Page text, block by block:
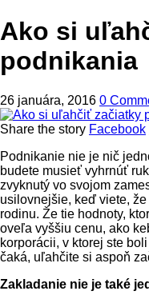
Ako si
podnikania
26 januára, 2016 0
Share the story Facebook
Podnikanie nie je nič
budete musieť vyhrnúť
zvyknutý vo svojom
usilovnejšie, keď viete,
rodinu. Že tie hodnoty,
oveľa vyššiu cenu, ako
korporácii, v ktorej ste
čaká, uľahčite si aspoň
Zakladanie nie je také